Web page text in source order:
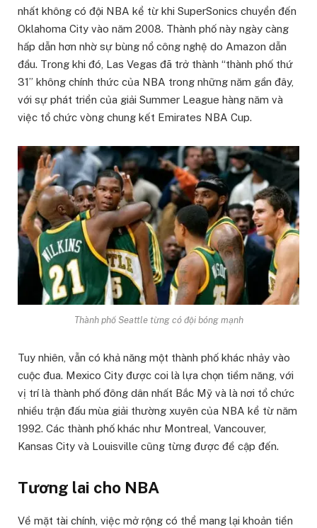
nhất không có đội NBA kể từ khi SuperSonics chuyển đến
Oklahoma City vào năm 2008. Thành phố này ngày càng
hấp dẫn hơn nhờ sự bùng nổ công nghệ do Amazon dẫn
đầu. Trong khi đó, Las Vegas đã trở thành “thành phố thứ
31” không chính thức của NBA trong những năm gần đây,
với sự phát triển của giải Summer League hàng năm và
việc tổ chức vòng chung kết Emirates NBA Cup.
Thành phố Seattle từng có đội bóng mạnh
Tuy nhiên, vẫn có khả năng một thành phố khác nhảy vào
cuộc đua. Mexico City được coi là lựa chọn tiềm năng, với
vị trí là thành phố đông dân nhất Bắc Mỹ và là nơi tổ chức
nhiều trận đấu mùa giải thường xuyên của NBA kể từ năm
1992. Các thành phố khác như Montreal, Vancouver,
Kansas City và Louisville cũng từng được đề cập đến.
Tương lai cho NBA
Về mặt tài chính, việc mở rộng có thể mang lại khoản tiền